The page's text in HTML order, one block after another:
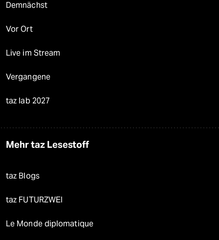
Demnächst
Vor Ort
Live im Stream
Vergangene
taz lab 2027
Mehr taz Lesestoff
taz Blogs
taz FUTURZWEI
Le Monde diplomatique